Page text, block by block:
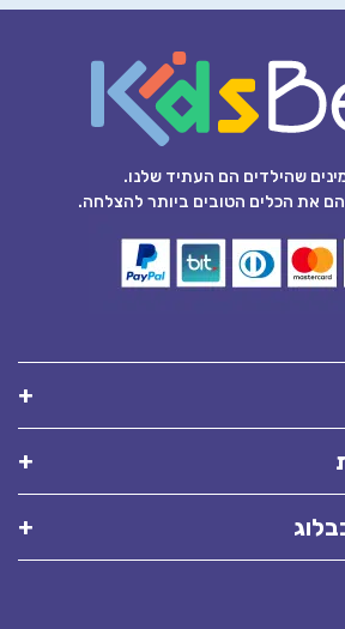
שהילדים הם העתיד שלנו.
את הכלים הטובים ביותר להצלחה.